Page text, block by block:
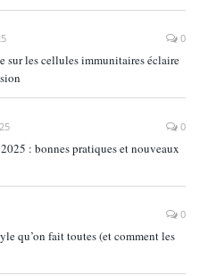
0
sur les cellules immunitaires éclaire
0
: bonnes pratiques et nouveaux
0
qu’on fait toutes (et comment les